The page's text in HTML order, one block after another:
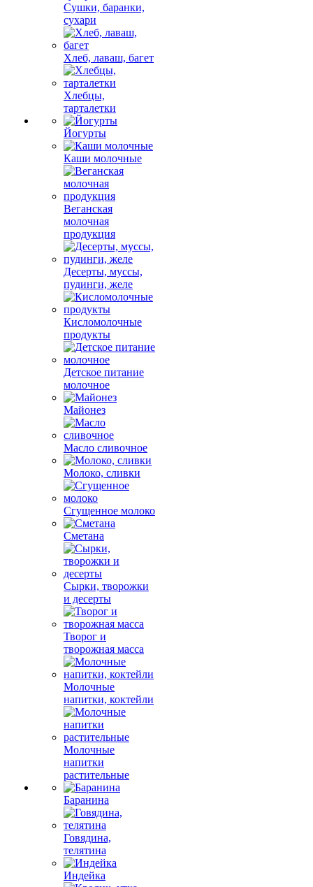
Сушки, баранки,
сухари
Хлеб, лаваш, багет
Хлебцы,
тарталетки
Йогурты
Каши молочные
Веганская
молочная
продукция
Десерты, муссы,
пудинги, желе
Кисломолочные
продукты
Детское питание
молочное
Майонез
Масло сливочное
Молоко, сливки
Сгущенное молоко
Сметана
Сырки, творожки
и десерты
Творог и
творожная масса
Молочные
напитки, коктейли
Молочные
напитки
растительные
Баранина
Говядина,
телятина
Индейка